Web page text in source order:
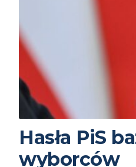
Hasła PiS
wyborców